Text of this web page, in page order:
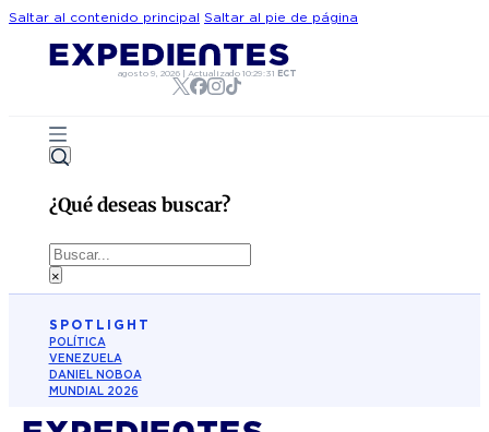
Saltar al contenido principal Saltar al pie de página
agosto 9, 2026 |Actualizado10:29:31 ECT
¿Qué deseas buscar?
Buscar
×
SPOTLIGHT
POLÍTICA
VENEZUELA
DANIEL NOBOA
MUNDIAL 2026